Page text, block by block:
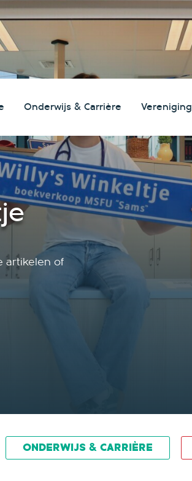
Onderwijs & Carrière Vereniging
search
"Sams"
ONDERWIJS & CARRIÈRE